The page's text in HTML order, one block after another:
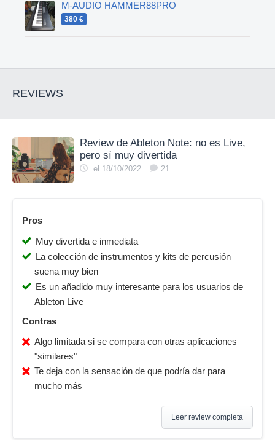
M-AUDIO HAMMER88PRO
380 €
REVIEWS
Review de Ableton Note: no es Live,
pero sí muy divertida
el 18/10/2022 21
Pros
Muy divertida e inmediata
La colección de instrumentos y kits de percusión
suena muy bien
Es un añadido muy interesante para los usuarios de
Ableton Live
Contras
Algo limitada si se compara con otras aplicaciones
"similares"
Te deja con la sensación de que podría dar para
mucho más
Leer review completa